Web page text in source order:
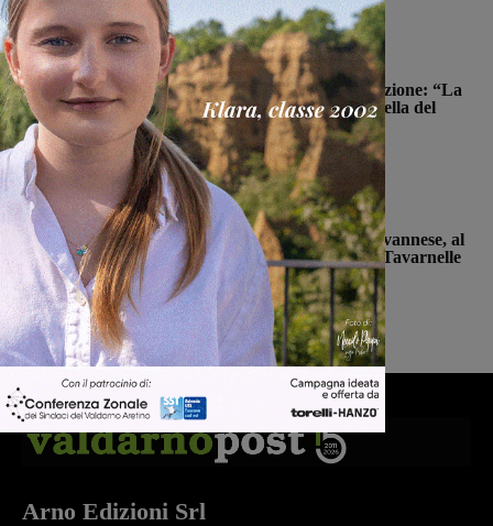
Politica
Reggello, i consiglieri di opposizione: “La
TARI 2026 resta più alta di quella del
2022”
Monica Campani - 8 Agosto 2026
San Giovanni Valdarno
Prima stagionale per la Sangiovannese, al
“Fedini” arriva il San Donato Tavarnelle
Michele Bossini - 8 Agosto 2026
Arno Edizioni Srl